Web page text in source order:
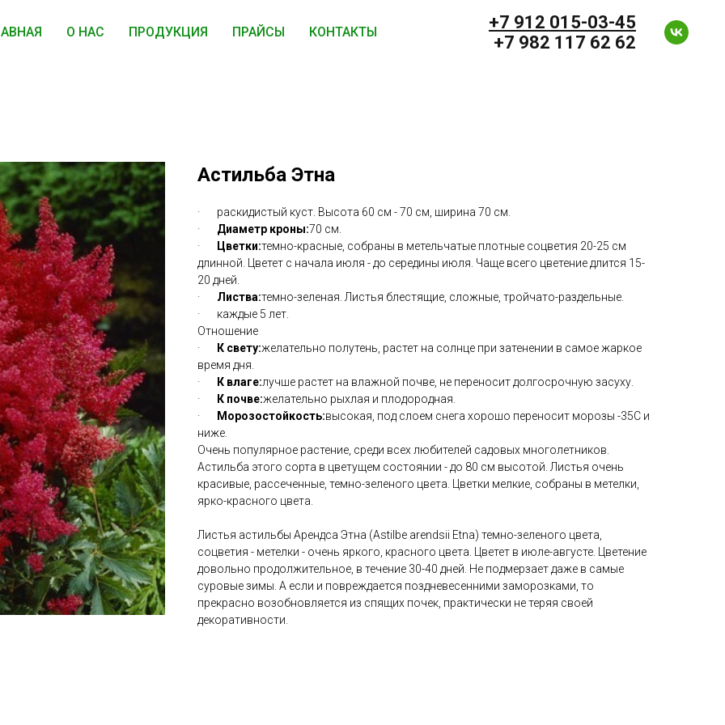
О НАС ПРОДУКЦИЯ ПРАЙСЫ КОНТАКТЫ +7 912 015-03-45
+7 982 117 62 62
Астильба Этна
· раскидистый куст. Высота 60 см - 70 см, ширина 70 см.
· Диаметр кроны:70 см.
·
Цветки:темно-красные, собраны в метельчатые плотные соцветия 20-25 см
длинной. Цветет с начала июля - до середины июля. Чаще всего цветение длится 15-
20 дней.
· Листва:темно-зеленая. Листья блестящие, сложные, тройчато-раздельные.
· каждые 5 лет.
Отношение
·
К свету:желательно полутень, растет на солнце при затенении в самое жаркое
время дня.
·
К влаге:лучше растет на влажной почве, не переносит долгосрочную засуху.
·
К почве:желательно рыхлая и плодородная.
·
Морозостойкость:высокая, под слоем снега хорошо переносит морозы -35С и
ниже.
Очень популярное растение, среди всех любителей садовых многолетников.
Астильба этого сорта в цветущем состоянии - до 80 см высотой. Листья очень
красивые, рассеченные, темно-зеленого цвета. Цветки мелкие, собраны в метелки,
ярко-красного цвета.
Листья астильбы Арендса Этна (Astilbe arendsii Etna) темно-зеленого цвета,
соцветия - метелки - очень яркого, красного цвета. Цветет в июле-августе. Цветение
довольно продолжительное, в течение 30-40 дней. Не подмерзает даже в самые
суровые зимы. А если и повреждается поздневесенними заморозками, то
прекрасно возобновляется из спящих почек, практически не теряя своей
декоративности.